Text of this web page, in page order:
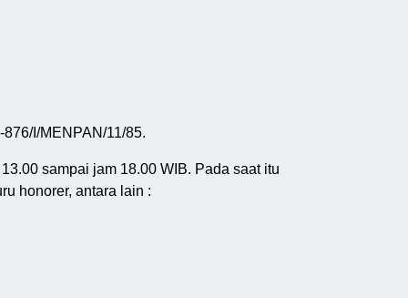
I/MENPAN/11/85.
sampai jam 18.00 WIB. Pada saat itu
honorer, antara lain :